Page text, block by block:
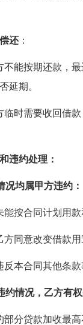
还：
不能按期还款，
延期。
临时需要收回借
违约处理：
况均属甲方违约：
能按合同计划用款
方同意改变借款用
反本合同其他条款
约情况，乙方有
部分贷款加收最高